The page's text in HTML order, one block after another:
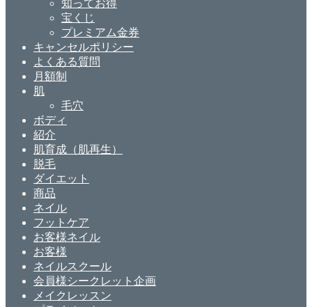
知ってお得
宝くじ
プレミアム金券
キャンセルポリシー
よくある質問
月額制
肌
毛穴
ボディ
紹介
肌育成（肌再生）
脱毛
ダイエット
商品
ネイル
フットケア
お客様ネイル
お客様
ネイルスクール
会員様シークレット企画
メイクレッスン